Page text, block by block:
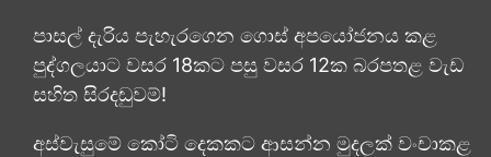
පාසල් දැරිය පැහැරගෙන ගොස් අපයෝජනය කළ
පුද්ගලයාට වසර 18කට පසු වසර 12ක බරපතළ වැඩ
සහිත සිරදඬුවම්!
අස්වැසුමේ කෝටි දෙකකට ආසන්න මුදලක් වංචාකළ